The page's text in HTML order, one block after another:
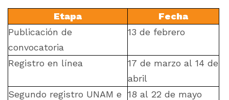
Etapa
Fecha
Publicación de
convocatoria
13 de febrero
Registro en línea
17 de marzo al 14 de
abril
Segundo registro UNAM e
18 al 22 de mayo